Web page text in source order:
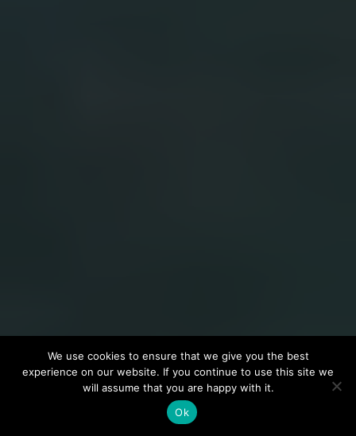
"
We use cookies to ensure that we give you the best
experience on our website. If you continue to use this site we
will assume that you are happy with it.
Ok